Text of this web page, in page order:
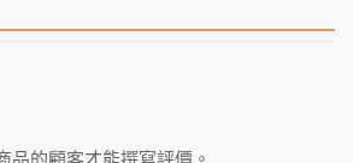
品的顧客才能撰寫評價。